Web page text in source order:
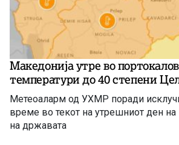
Македонија утре во
температури до 40 степени
Метеоаларм од УХМР поради
време во текот на утрешниот ден на
на државата